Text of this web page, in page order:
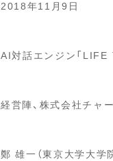
2018年11月9日
AI対話エンジン「LIFE
経営陣、株式会社チャ
鄭 雄一（東京大学大学